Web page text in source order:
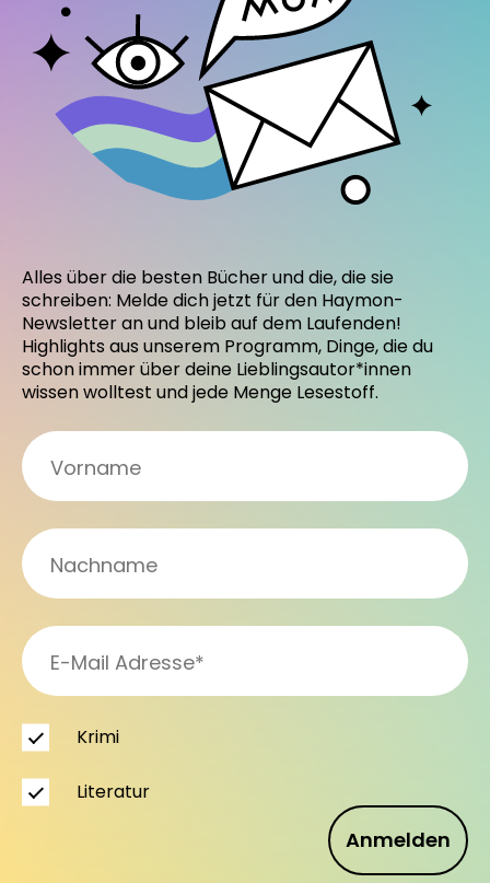
Alles über die besten Bücher und die, die sie
schreiben: Melde dich jetzt für den Haymon-
Newsletter an und bleib auf dem Laufenden!
Highlights aus unserem Programm, Dinge, die du
schon immer über deine Lieblingsautor*innen
wissen wolltest und jede Menge Lesestoff.
Anmelden
Krimi
Literatur